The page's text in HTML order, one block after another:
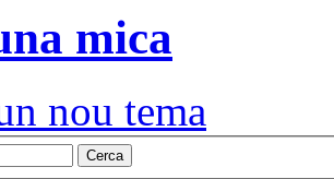
mica
nou tema